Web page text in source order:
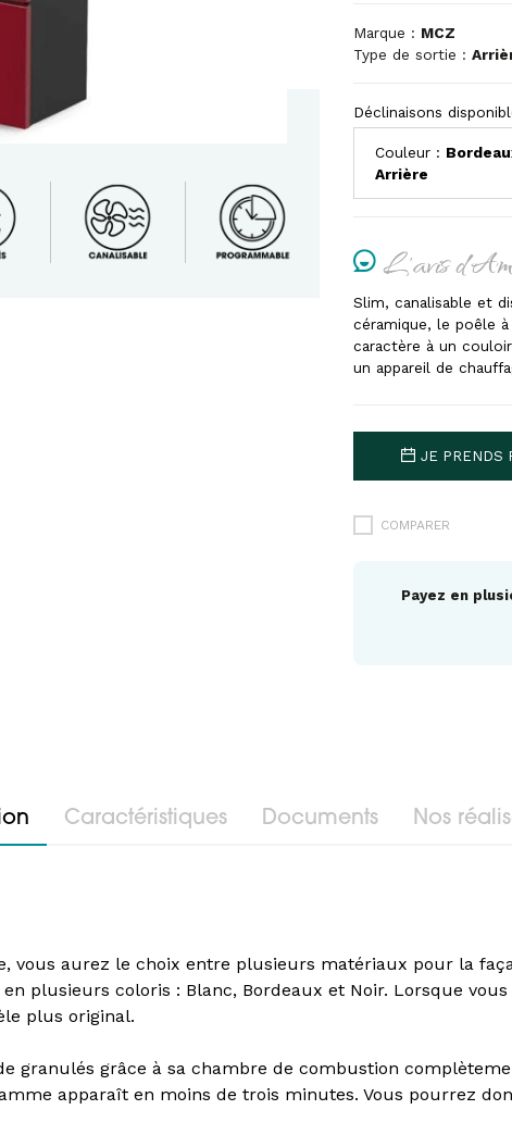
Marque : MCZ
Type de sortie :
Déclinaisons
Couleur :
Arrière
L'avis
Slim, canalisable et
céramique, le poêle
caractère à un
un appareil de
JE PRENDS
COMPARER
Payez en
Caractéristiques Documents Nos
vous aurez le choix entre plusieurs matériaux pour la
plusieurs coloris : Blanc, Bordeaux et Noir. Lorsque
plus original.
granulés grâce à sa chambre de combustion
apparaît en moins de trois minutes. Vous pourrez